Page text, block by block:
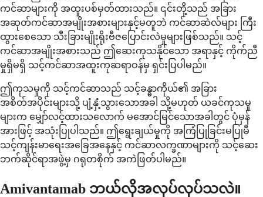
ကင်ဆာများကို အထူးပစ်မှတ်ထားသည်။ ၎င်းတို့သည် အခြား
အဆုတ်ကင်ဆာအမျိုးအစားများနှင့်မတူဘဲ ကင်ဆာဆဲလ်များ ကြီး
ထွားစေသော သီးခြားမျိုးရိုးဗီဇပြောင်းလဲမှုများဖြစ်သည်။ သင့်
ကင်ဆာအမျိုးအစားသည် ဤဆေးကုသနိုင်သော အရာနှင့် ကိုက်ညီ
မှုရှိမရှိ သင့်ကင်ဆာအထူးကုဆရာဝန်မှ ရှင်းပြပါမည်။
ဤကုသမှုကို သင့်ကင်ဆာသည် သင့်ခန္ဓာကိုယ်၏ အခြား
အစိတ်အပိုင်းများသို့ ပျံ့နှံ့သွားသောအခါ သို့မဟုတ် ယခင်ကုသမှု
များက မျှော်လင့်ထားသလောက် မအောင်မြင်သောအခါတွင် ပုံမှန်
အားဖြင့် အသုံးပြုပါသည်။ ဤရွေးချယ်မှုကို အကြံပြုခြင်းမပြုမီ
သင့်ကျန်းမာရေးအခြေအနေနှင့် ကင်ဆာလက္ခဏာများကို သင့်ဆေး
ဘက်ဆိုင်ရာအဖွဲ့မှ ဂရုတစိုက် အကဲဖြတ်ပါမည်။
Amivantamab ဘယ်လိုအလုပ်လုပ်သလဲ။